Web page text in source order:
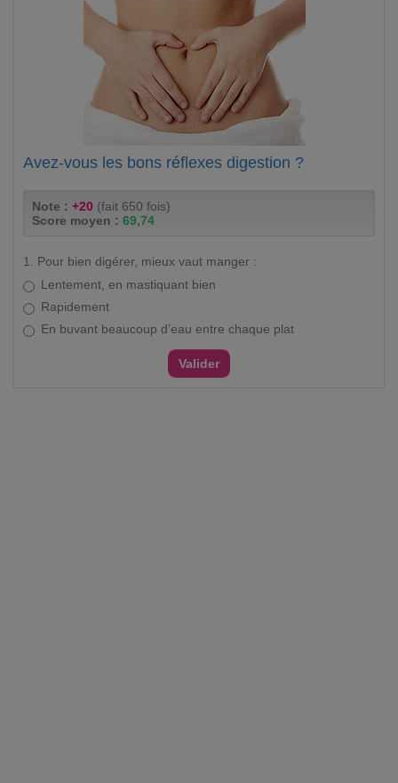
Avez-vous les bons réflexes digestion ?
Note : +20 (fait 650 fois)
Score moyen : 69,74
1. Pour bien digérer, mieux vaut manger :
Lentement, en mastiquant bien
Rapidement
En buvant beaucoup d’eau entre chaque plat